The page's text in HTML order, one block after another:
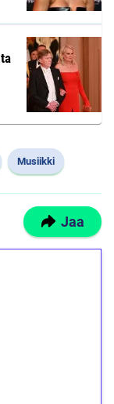
Musiikki
Jaa